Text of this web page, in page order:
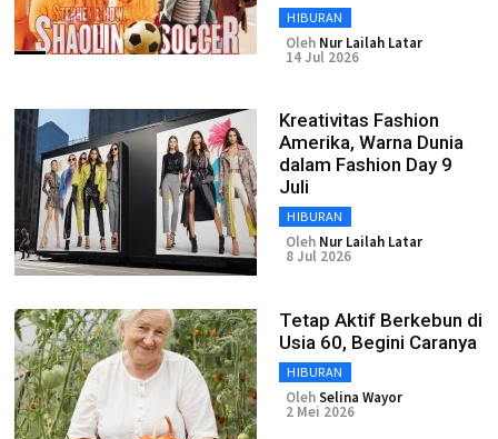
HIBURAN
Oleh Nur Lailah Latar
14 Jul 2026
Kreativitas Fashion
Amerika, Warna Dunia
dalam Fashion Day 9
Juli
HIBURAN
Oleh Nur Lailah Latar
8 Jul 2026
Tetap Aktif Berkebun di
Usia 60, Begini Caranya
HIBURAN
OlehSelina Wayor
2 Mei 2026